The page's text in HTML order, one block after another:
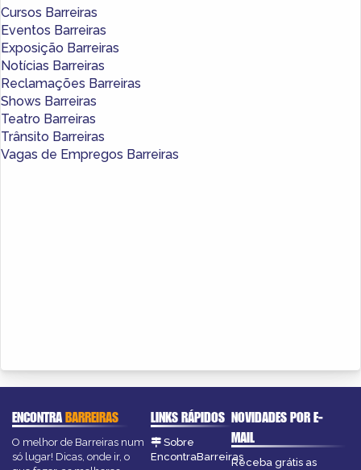
Cursos Barreiras
Eventos Barreiras
Exposição Barreiras
Notícias Barreiras
Reclamações Barreiras
Shows Barreiras
Teatro Barreiras
Trânsito Barreiras
Vagas de Empregos Barreiras
ENCONTRABARREIRAS
O melhor de Barreiras num
só lugar! Dicas, onde ir, o
LINKS RÁPIDOS
Sobre
EncontraBarreiras
NOVIDADES POR E-
MAIL
Receba grátis as